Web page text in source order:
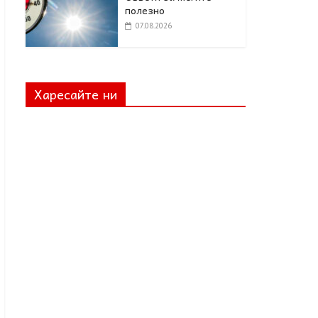
полезно
07.08.2026
Харесайте ни